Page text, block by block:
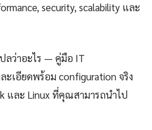
security, scalability และ
ลว่าอะไร — คู่มือ IT
ะเอียดพร้อม configuration จริง
และ Linux ที่คุณสามารถนำไป